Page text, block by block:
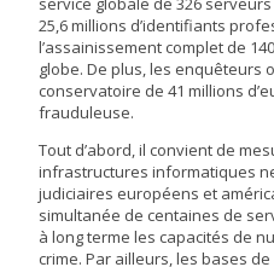
25,6 millions d’identifiants
l’assainissement complet de
globe. De plus, les enquêteurs
conservatoire de 41 millions
frauduleuse.
Tout d’abord, il convient de
infrastructures informatiques
judiciaires européens et
simultanée de centaines de
à long terme les capacités de
crime. Par ailleurs, les bases